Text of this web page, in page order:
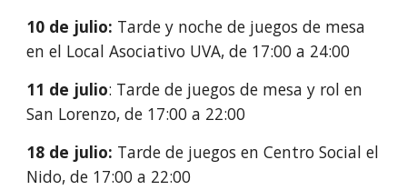
10 de julio: Tarde y noche de juegos de mesa
en el Local Asociativo UVA, de 17:00 a 24:00
11 de julio: Tarde de juegos de mesa y rol en
San Lorenzo, de 17:00 a 22:00
18 de julio: Tarde de juegos en Centro Social el
Nido, de 17:00 a 22:00